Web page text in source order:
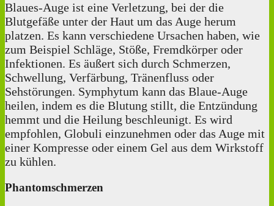
Blaues-Auge ist eine Verletzung, bei der die
Blutgefäße unter der Haut um das Auge herum
platzen. Es kann verschiedene Ursachen haben, wie
zum Beispiel Schläge, Stöße, Fremdkörper oder
Infektionen. Es äußert sich durch Schmerzen,
Schwellung, Verfärbung, Tränenfluss oder
Sehstörungen. Symphytum kann das Blaue-Auge
heilen, indem es die Blutung stillt, die Entzündung
hemmt und die Heilung beschleunigt. Es wird
empfohlen, Globuli einzunehmen oder das Auge mit
einer Kompresse oder einem Gel aus dem Wirkstoff
zu kühlen.
Phantomschmerzen